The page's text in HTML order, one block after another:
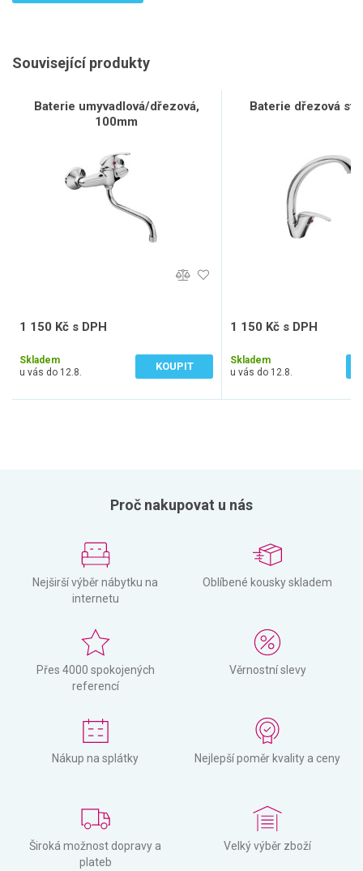
Související produkty
Baterie umyvadlová/dřezová,
100mm
1 150 Kč s DPH
Skladem
u vás do 12.8.
KOUPIT
Baterie dřezová
1 150 Kč s DPH
Skladem
u vás do 12.8.
Proč nakupovat u nás
Nejširší výběr nábytku na
internetu
Oblíbené kousky skladem
Přes 4000 spokojených
referencí
Věrnostní slevy
Nákup na splátky Nejlepší poměr kvality a ceny
Široká možnost dopravy a
plateb
Velký výběr zboží